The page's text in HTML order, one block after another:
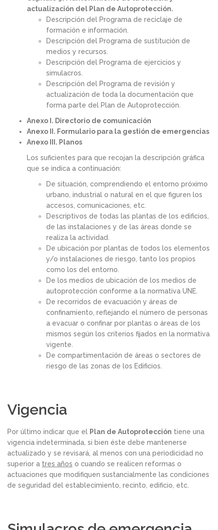
actualización del Plan de Autoprotección.
Descripción del Programa de reciclaje de
formación e información.
Descripción del Programa de sustitución de
medios y recursos.
Descripción del Programa de ejercicios y
simulacros.
Descripción del Programa de revisión y
actualización de toda la documentación que
forma parte del Plan de Autoprotección.
Anexo I. Directorio de comunicación
Anexo II. Formulario para la gestión de emergencias
Anexo III. Planos
Los suficientes para que recojan la descripción gráfica
que se indica a continuación:
De situación, comprendiendo el entorno próximo
urbano, industrial o natural en el que figuren los
accesos, comunicaciones, etc.
Descriptivos de todas las plantas de los edificios,
de las instalaciones y de las áreas donde se
realiza la actividad.
De ubicación por plantas de todos los elementos
y/o instalaciones de riesgo, tanto los propios
como los del entorno.
De los medios de ubicación de los medios de
autoprotección conforme a la normativa UNE.
De recorridos de evacuación y áreas de
confinamiento, reflejando el número de personas
a evacuar o confinar por plantas o áreas de los
mismos según los criterios fijados en la normativa
vigente.
De compartimentación de áreas o sectores de
riesgo de las zonas de los Edificios.
Vigencia
Por último indicar que el Plan de Autoprotección tiene una
vigencia indeterminada, si bien éste debe mantenerse
actualizado y se revisará, al menos con una periodicidad no
superior a tres años o cuando se realicen reformas o
actuaciones que modifiquen sustancialmente las condiciones
de seguridad del establecimiento, recinto, edificio, etc.